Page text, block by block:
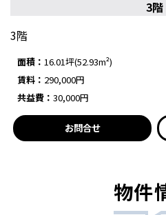
3階
3階
面積： 16.01坪(52.93m²)
賃料： 290,000円
共益費： 30,000円
お問合せ
物件